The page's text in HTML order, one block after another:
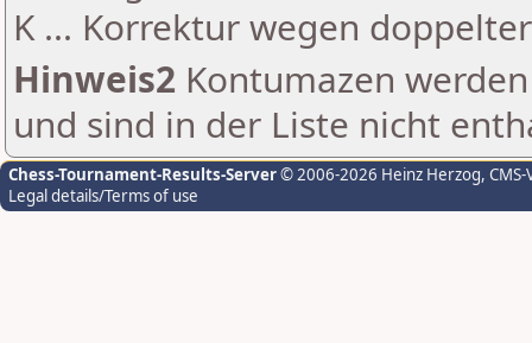
K ... Korrektur wegen
Hinweis2 Kontumazen
und sind in der Liste nicht
Chess-Tournament-Results-Server© 2006-2026 Heinz Herzog,
Legal details/Terms of use